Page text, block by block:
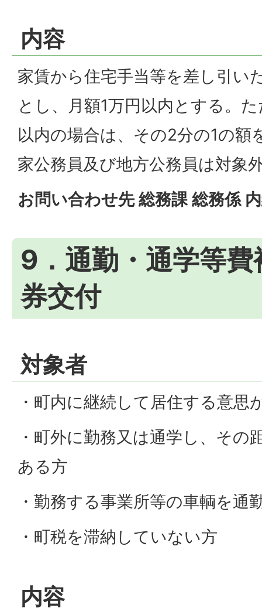
内容
家賃から住宅手当等を差し引い
とし、月額1万円以内とする。
以内の場合は、その2分の1の額
家公務員及び地方公務員は対象
お問い合わせ先 総務課 総務係
9．通勤・通学等
券交付
対象者
・町内に継続して居住する意思
・町外に勤務又は通学し、その
ある方
・勤務する事業所等の車輌を通
・町税を滞納していない方
内容